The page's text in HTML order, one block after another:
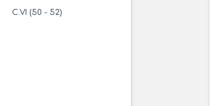
C.VI (50 - 52)